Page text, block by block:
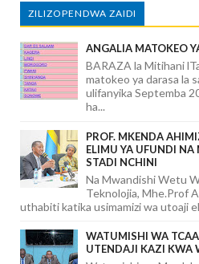
ZILIZOPENDWA ZAIDI
ANGALIA MATOKEO
BARAZA la Mitihani
matokeo ya darasa la
ulifanyika Septemba
ha...
PROF. MKENDA
ELIMU YA UFUNDI
STADI NCHINI
Na Mwandishi Wetu
Teknolojia, Mhe.Prof
uthabiti katika usimamizi wa utoaji
WATUMISHI WA
UTENDAJI KAZI KWA